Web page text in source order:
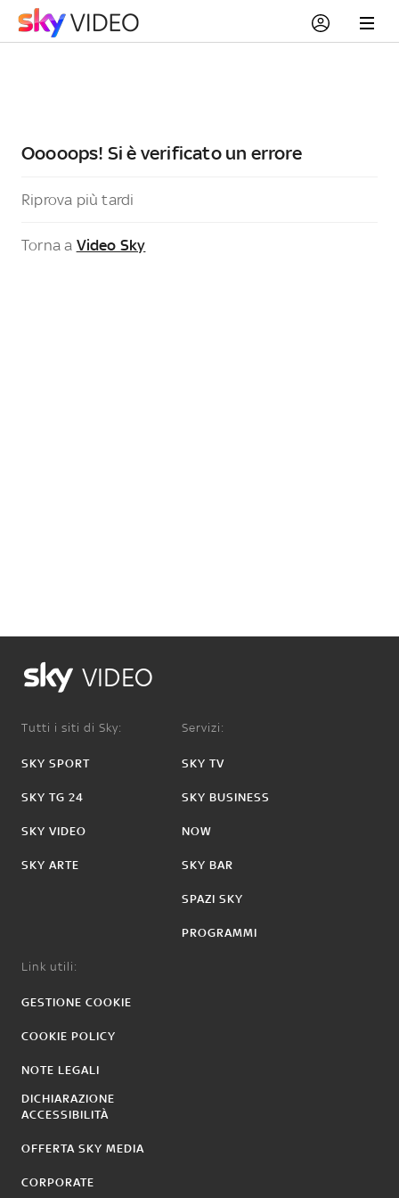
Ooooops! Si è verificato un errore
Riprova più tardi
Torna a Video Sky
VIDEO
Tutti i siti di Sky:
SKY SPORT
SKY TG 24
SKY VIDEO
SKY ARTE
Servizi:
SKY TV
SKY BUSINESS
NOW
SKY BAR
SPAZI SKY
PROGRAMMI
Link utili:
GESTIONE COOKIE
COOKIE POLICY
NOTE LEGALI
DICHIARAZIONE
ACCESSIBILITÀ
OFFERTA SKY MEDIA
CORPORATE